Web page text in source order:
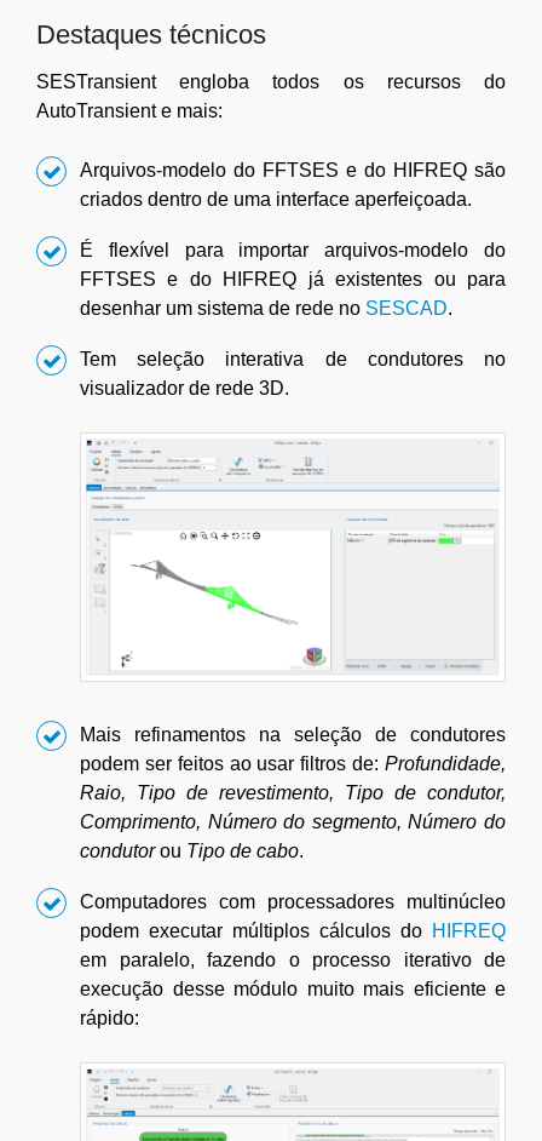
Destaques técnicos
SESTransient engloba todos os recursos do
AutoTransient e mais:
Arquivos-modelo do FFTSES e do HIFREQ são
criados dentro de uma interface aperfeiçoada.
É flexível para importar arquivos-modelo do
FFTSES e do HIFREQ já existentes ou para
desenhar um sistema de rede no SESCAD.
Tem seleção interativa de condutores no
visualizador de rede 3D.
Mais refinamentos na seleção de condutores
podem ser feitos ao usar filtros de: Profundidade,
Raio, Tipo de revestimento, Tipo de condutor,
Comprimento, Número do segmento, Número do
condutorou Tipo de cabo.
Computadores com processadores multinúcleo
podem executar múltiplos cálculos do HIFREQ
em paralelo, fazendo o processo iterativo de
execução desse módulo muito mais eficiente e
rápido: